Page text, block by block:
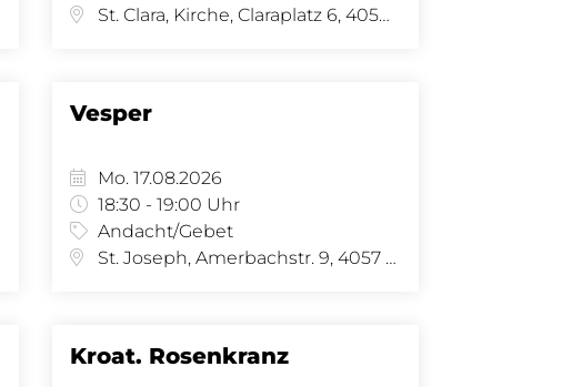
St. Clara, Kirche, Claraplatz 6, 4058 Basel
Vesper
Mo. 17.08.2026
18:30 - 19:00 Uhr
Andacht/Gebet
St. Joseph, Amerbachstr. 9, 4057 Basel
Kroat. Rosenkranz